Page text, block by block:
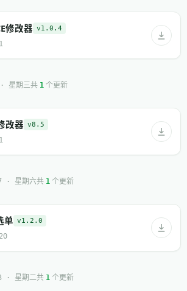
修改器 v1.0.4
星期三共 1 个更新
改器 v8.5
· 星期六共 1 个更新
单 v1.2.0
· 星期二共 1 个更新